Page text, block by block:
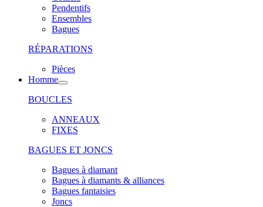
Pendentifs
Ensembles
Bagues
RÉPARATIONS
Pièces
Homme
BOUCLES
ANNEAUX
FIXES
BAGUES ET JONCS
Bagues à diamant
Bagues à diamants & alliances
Bagues fantaisies
Joncs